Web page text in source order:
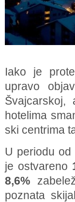
Iako je
upravo
hotelima
ski centrima
U periodu od
je ostvareno
8,6%
poznata